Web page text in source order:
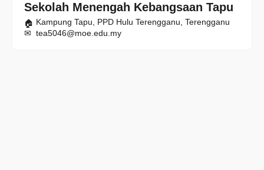
Sekolah Menengah Kebangsaan Tapu
Kampung Tapu, PPD Hulu Terengganu, Terengganu
tea5046@moe.edu.my